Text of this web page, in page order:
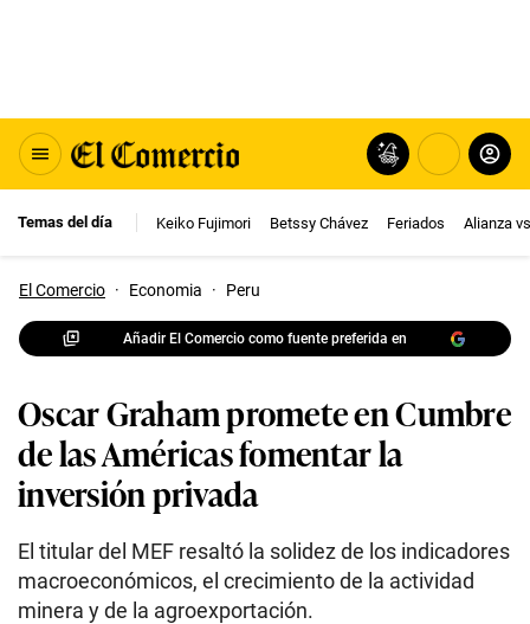
Temas del día Keiko Fujimori Betssy Chávez Feriados Alianza
El Comercio · Economia · Peru
Añadir El Comercio como fuente preferida en
Oscar Graham promete en Cumbre
de las Américas fomentar la
inversión privada
El titular del MEF resaltó la solidez de los indicadores
macroeconómicos, el crecimiento de la actividad
minera y de la agroexportación.